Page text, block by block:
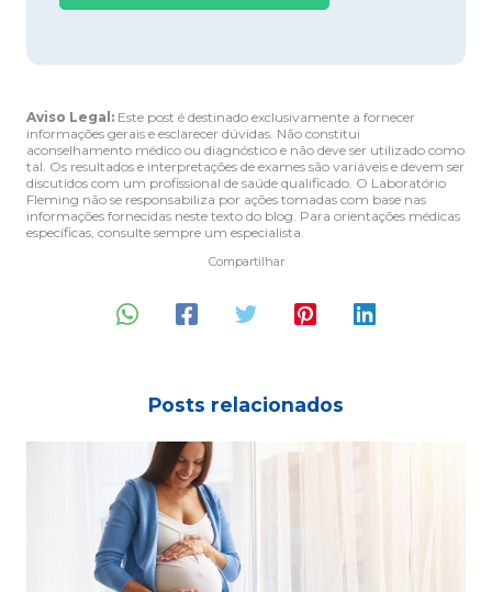
Aviso Legal:Este post é destinado exclusivamente a fornecer
informações gerais e esclarecer dúvidas. Não constitui
aconselhamento médico ou diagnóstico e não deve ser utilizado como
tal. Os resultados e interpretações de exames são variáveis e devem ser
discutidos com um profissional de saúde qualificado. O Laboratório
Fleming não se responsabiliza por ações tomadas com base nas
informações fornecidas neste texto do blog. Para orientações médicas
específicas, consulte sempre um especialista.
Compartilhar
Posts relacionados